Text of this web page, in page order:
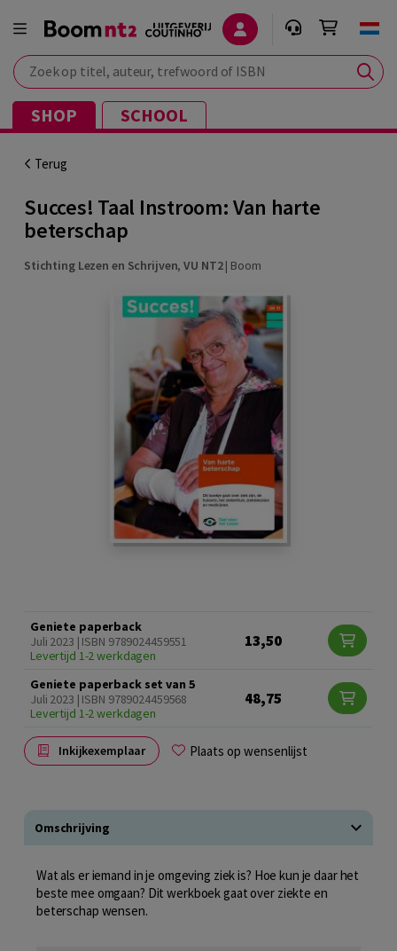
Zoek op titel, auteur, trefwoord of ISBN
SHOP SCHOOL
Terug
Succes! Taal Instroom: Van harte
beterschap
Stichting Lezen en Schrijven,VU NT2| Boom
Geniete paperback
Juli 2023 | ISBN 9789024459551
Levertijd 1-2 werkdagen
13,50
Geniete paperback set van 5
Juli 2023 | ISBN 9789024459568
Levertijd 1-2 werkdagen
48,75
Inkijkexemplaar Plaats op wensenlijst
Omschrijving
Wat als er iemand in je omgeving ziek is? Hoe kun je daar het
beste mee omgaan? Dit werkboek gaat over ziekte en
beterschap wensen.